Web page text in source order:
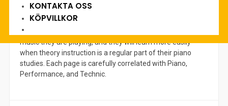
KONTAKTA OSS
KÖPVILLKOR
short pieces to reinforce the concepts presented in
Games, puzzles, and colorful illustrations make learning
fun! Your students will gain a better understanding of the
music they are playing, and they will learn more easily
when theory instruction is a regular part of their piano
studies. Each page is carefully correlated with Piano,
Performance, and Technic.